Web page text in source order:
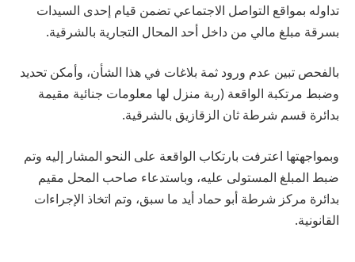
تداوله بمواقع التواصل الاجتماعي تضمن قيام إحدى السيدات
بسرقة مبلغ مالي من داخل أحد المحال التجارية بالشرقية.
بالفحص تبين عدم ورود ثمة بلاغات في هذا الشأن، وأمكن تحديد
وضبط مرتكبة الواقعة (ربة منزل لها معلومات جنائية مقيمة
بدائرة قسم شرطة ثان الزقازيق بالشرقية.
وبمواجهتها اعترفت بارتكاب الواقعة على النحو المشار إليه وتم
ضبط المبلغ المستولى عليه، وباستدعاء صاحب المحل مقيم
بدائرة مركز شرطة أبو حماد أيد ما سبق، وتم اتخاذ الإجراءات
القانونية.